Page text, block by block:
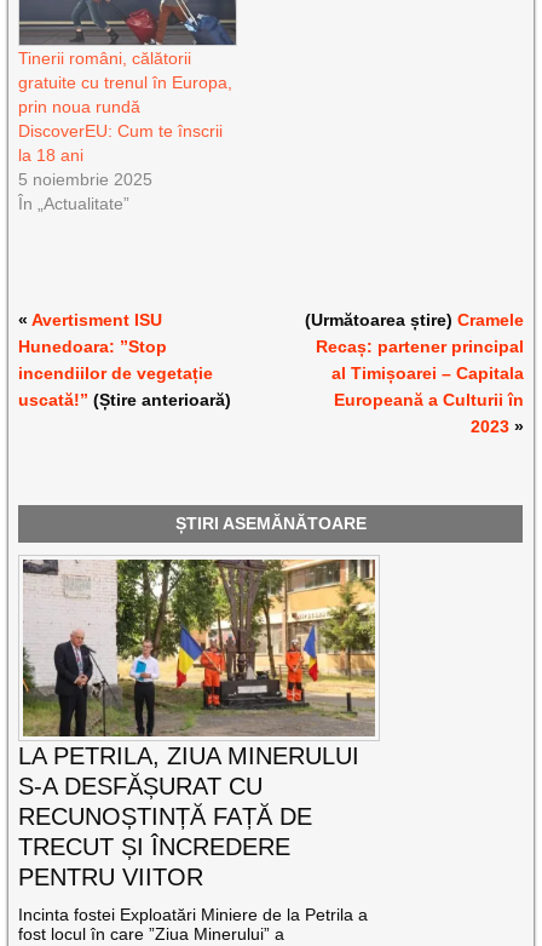
Tinerii români, călătorii
gratuite cu trenul în Europa,
prin noua rundă
DiscoverEU: Cum te înscrii
la 18 ani
5 noiembrie 2025
În „Actualitate”
«Avertisment ISU
Hunedoara: ”Stop
incendiilor de vegetație
uscată!” (Știre anterioară)
(Următoarea știre) Cramele
Recaș: partener principal
al Timișoarei – Capitala
Europeană a Culturii în
2023»
ȘTIRI ASEMĂNĂTOARE
LA PETRILA, ZIUA MINERULUI
S-A DESFĂȘURAT CU
RECUNOȘTINȚĂ FAȚĂ DE
TRECUT ȘI ÎNCREDERE
PENTRU VIITOR
Incinta fostei Exploatări Miniere de la Petrila a
fost locul în care ”Ziua Minerului” a